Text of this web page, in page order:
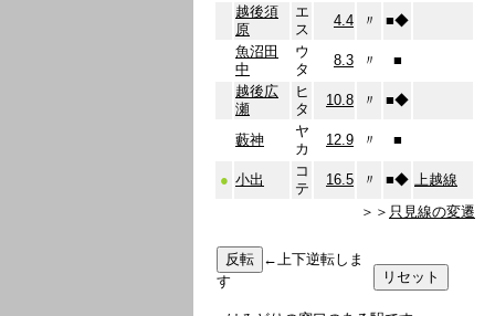
越後須
原
エ
ス
4.4 〃 ■◆
魚沼田
中
ウ
タ
8.3 〃
■
越後広
瀬
ヒ
タ
10.8 〃 ■◆
藪神
ヤ
カ
12.9 〃 ■
● 小出
コ
テ
16.5 〃 ■◆ 上越線
＞＞ 只見線の変遷
←上下逆転しま
す